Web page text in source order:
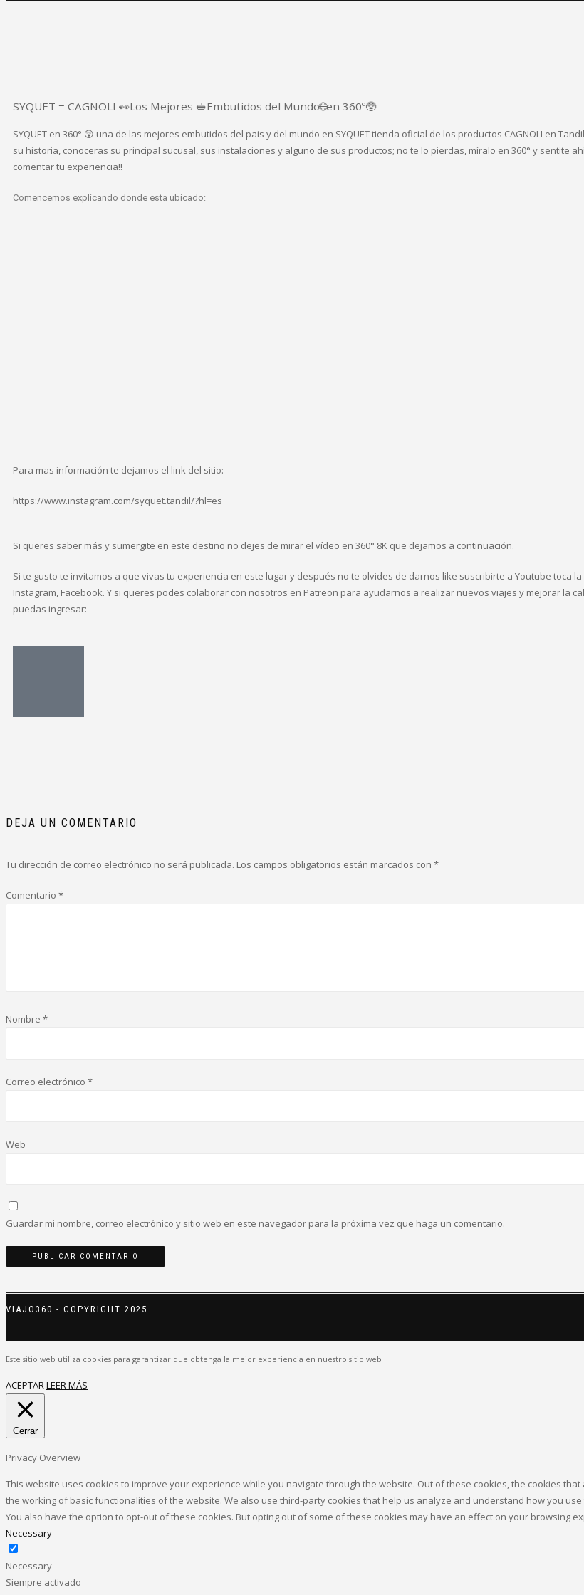
SYQUET = CAGNOLI 👀Los Mejores 🥪Embutidos del Mundo🌐en 360º🥸
SYQUET en 360° 😲 una de las mejores embutidos del pais y del mundo en SYQUET tienda oficial de los productos CAGNOLI en
su historia, conoceras su principal sucusal, sus instalaciones y alguno de sus productos; no te lo pierdas, míralo en 360° y sentite
comentar tu experiencia!!
Comencemos explicando donde esta ubicado:
Para mas información te dejamos el link del sitio:
https://www.instagram.com/syquet.tandil/?hl=es
Si queres saber más y sumergite en este destino no dejes de mirar el vídeo en 360° 8K que dejamos a continuación.
Si te gusto te invitamos a que vivas tu experiencia en este lugar y después no te olvides de darnos like suscribirte a Youtube toca
Instagram, Facebook. Y si queres podes colaborar con nosotros en Patreon para ayudarnos a realizar nuevos viajes y mejorar la
puedas ingresar:
DEJA UN COMENTARIO
Tu dirección de correo electrónico no será publicada. Los campos obligatorios están marcados con *
Comentario *
Nombre *
Correo electrónico *
Web
Guardar mi nombre, correo electrónico y sitio web en este navegador para la próxima vez que haga un comentario.
VIAJO360 - COPYRIGHT 2025
Este sitio web utiliza cookies para garantizar que obtenga la mejor experiencia en nuestro sitio web
ACEPTARLEER MÁS
Cerrar
Privacy Overview
This website uses cookies to improve your experience while you navigate through the website. Out of these cookies, the cookies
the working of basic functionalities of the website. We also use third-party cookies that help us analyze and understand how you
You also have the option to opt-out of these cookies. But opting out of some of these cookies may have an effect on your browsing
Necessary
Necessary
Siempre activado